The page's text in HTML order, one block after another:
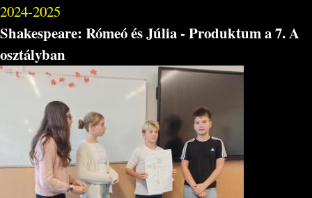
2024-2025
Shakespeare: Rómeó és Júlia - Produktum a 7. A
osztályban